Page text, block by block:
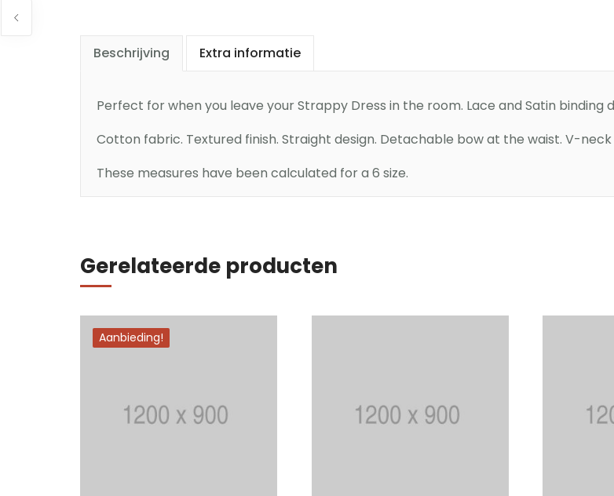
Beschrijving Extra informatie
Perfect for when you leave your Strappy Dress in the room. Lace and Satin binding
Cotton fabric. Textured finish. Straight design. Detachable bow at the waist. V-neck
These measures have been calculated for a 6 size.
Gerelateerde producten
Aanbieding!
In winkelmand